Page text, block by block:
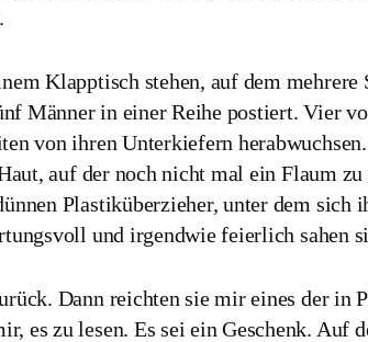
Klapptisch stehen, auf dem mehrere
Männer in einer Reihe postiert. Vier
von ihren Unterkiefern
auf der noch nicht mal ein Flaum zu
Plastiküberzieher, unter dem sich
und irgendwie feierlich sahen
Dann reichten sie mir eines der in
es zu lesen. Es sei ein Geschenk. Auf